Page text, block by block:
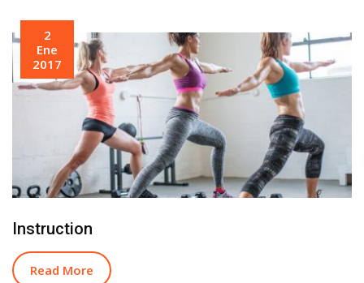
2
Ene
2017
Instruction
Read More